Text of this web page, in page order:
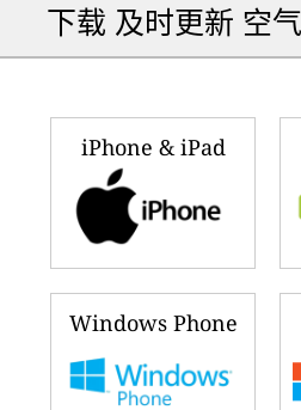
下载 及时更新 空
iPhone & iPad
Windows Phone